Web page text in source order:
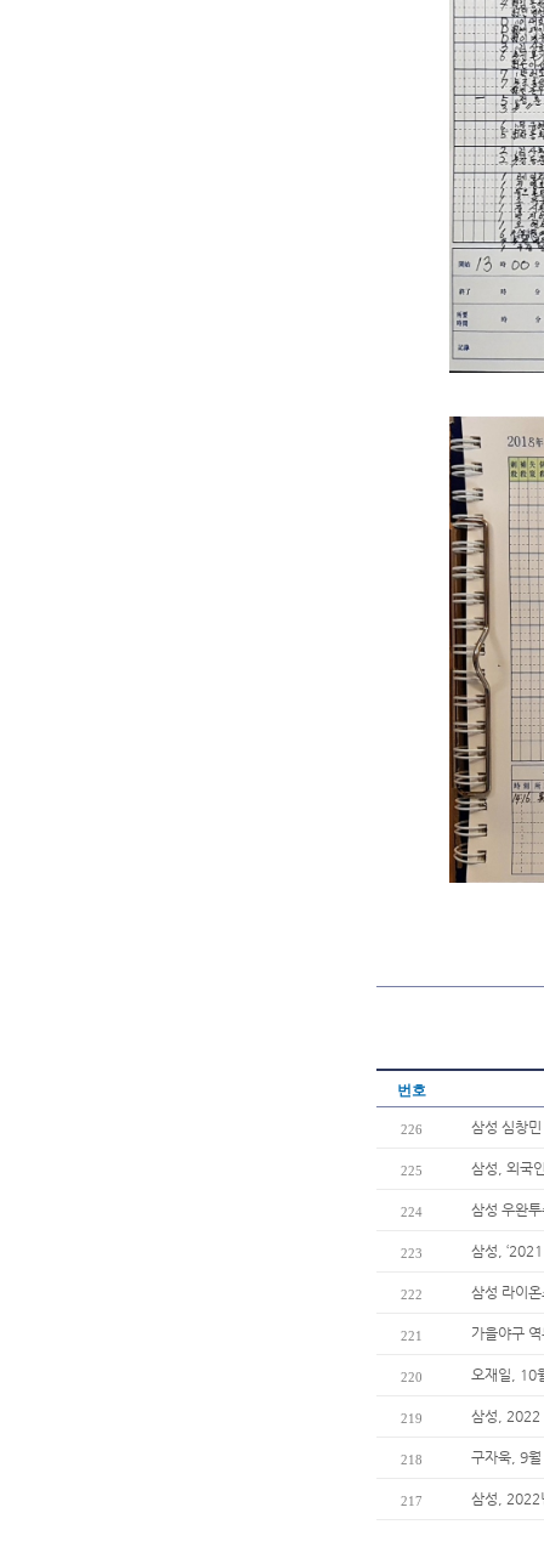
번호
226 삼성 심창
225 삼성, 외국
224 삼성 우완
223 삼성,
222 삼성 라이
221 가을야구
220 오재일, 10
219 삼성, 2022
218 구자욱, 9
217 삼성, 2022